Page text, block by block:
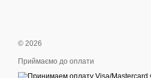
© 2026
Приймаємо до оплати